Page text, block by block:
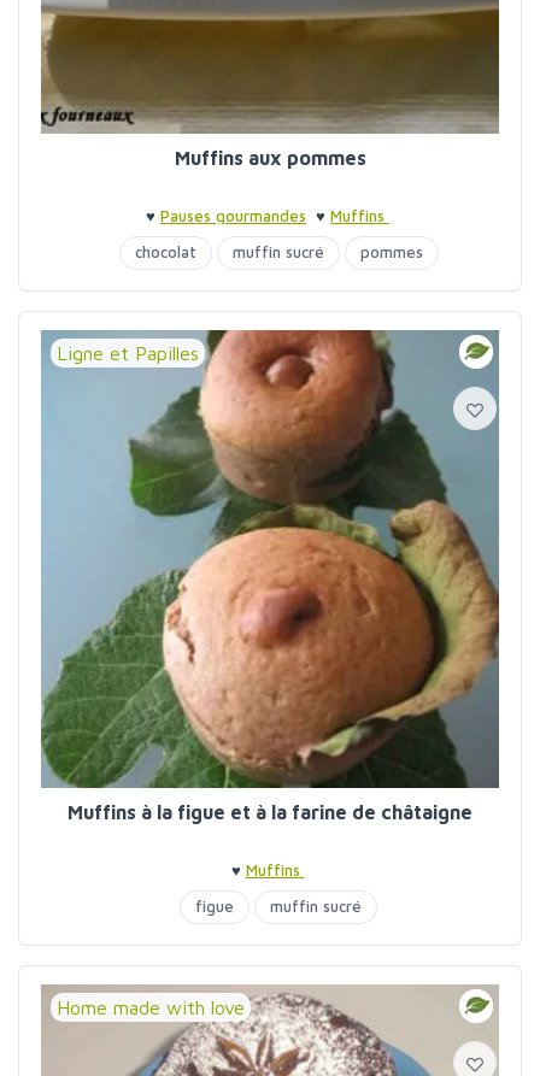
Muffins aux pommes
♥ Pauses gourmandes ♥ Muffins
chocolat
muffin sucré pommes
Ligne et Papilles
Muffins à la figue et à la farine de châtaigne
♥ Muffins
figue
muffin sucré
Home made with love